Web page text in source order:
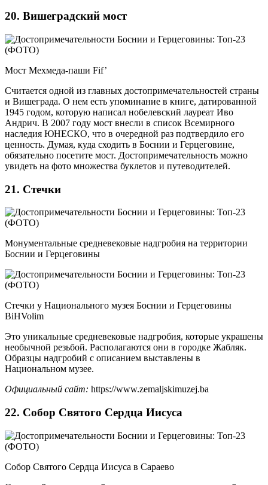
20. Вишеградский мост
Мост Мехмеда-паши Fif’
Считается одной из главных достопримечательностей страны
и Вишеграда. О нем есть упоминание в книге, датированной
1945 годом, которую написал нобелевский лауреат Иво
Андрич. В 2007 году мост внесли в список Всемирного
наследия ЮНЕСКО, что в очередной раз подтвердило его
ценность. Думая, куда сходить в Боснии и Герцеговине,
обязательно посетите мост. Достопримечательность можно
увидеть на фото множества буклетов и путеводителей.
21. Стечки
Монументальные средневековые надгробия на территории
Боснии и Герцеговины
Стечки у Национального музея Боснии и Герцеговины
BiHVolim
Это уникальные средневековые надгробия, которые украшены
необычной резьбой. Располагаются они в городке Жабляк.
Образцы надгробий с описанием выставлены в
Национальном музее.
Официальный сайт: https://www.zemaljskimuzej.ba
22. Собор Святого Сердца Иисуса
Собор Святого Сердца Иисуса в Сараево